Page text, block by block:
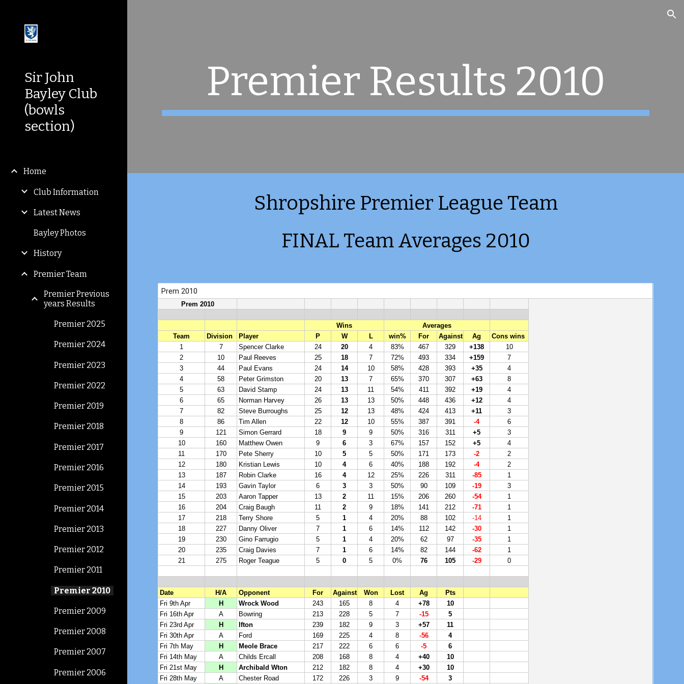
Sir John
Bayley Club
(bowls
section)
Home
Club Information
Latest News
Bayley Photos
History
Premier Team
Premier Previous
years Results
Premier 2025
Premier 2024
Premier 2023
Premier 2022
Premier 2019
Premier 2018
Premier 2017
Premier 2016
Premier 2015
Premier 2014
Premier 2013
Premier 2012
Premier 2011
Premier 2010
Premier 2009
Premier 2008
Premier 2007
Premier 2006
Premier Results 2010
Shropshire Premier League Team
FINAL Team Averages 2010